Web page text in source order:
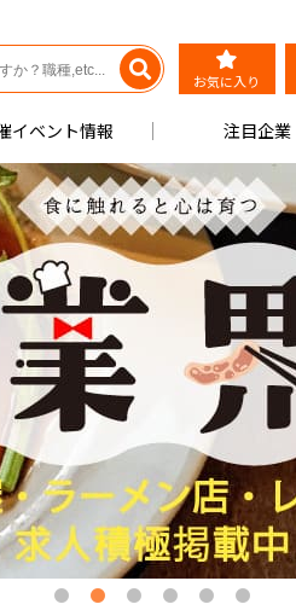
お気に入り
イベント情報 注目企業